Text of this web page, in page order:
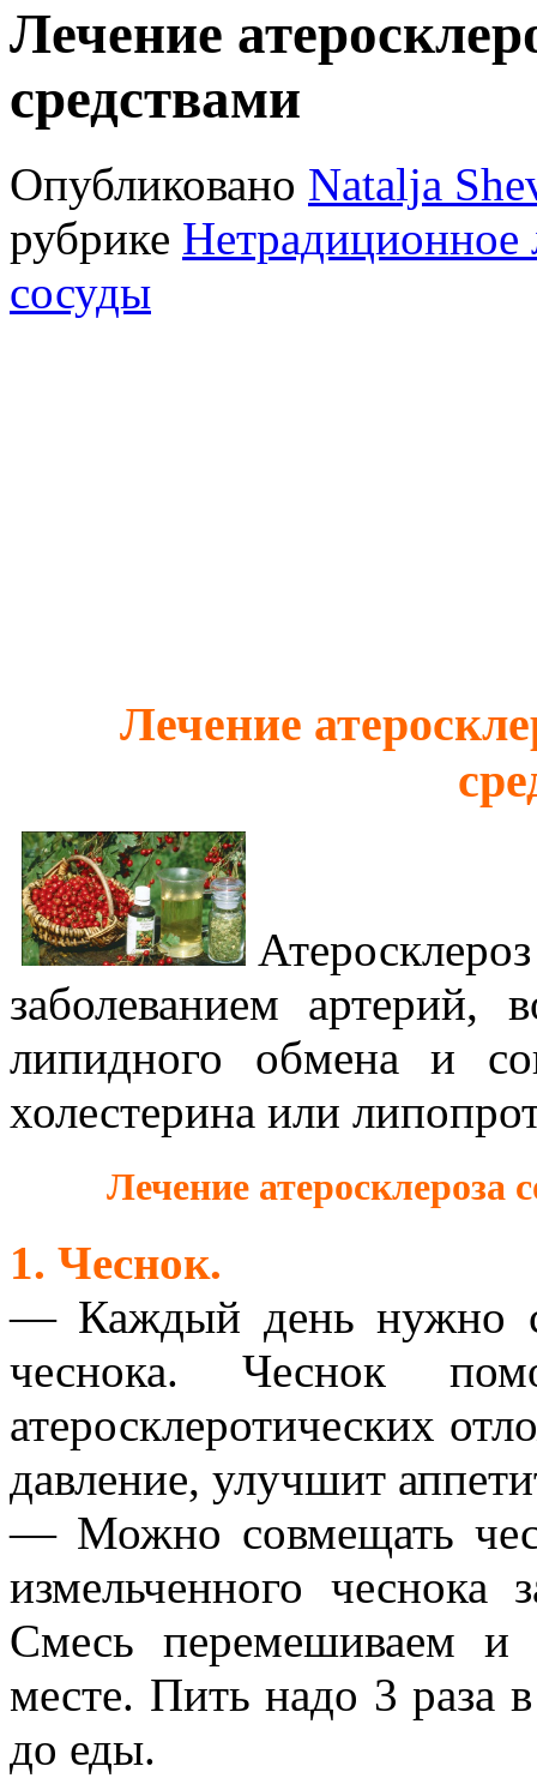
Лечение
средствами
Опубликовано Natalja
рубрике Нетрадиционное
сосуды
Лечение
заболеванием артерий,
липидного обмена и
холестерина или
Лечение атеросклероза
1. Чеснок.
— Каждый день нужно
чеснока. Чеснок
атеросклеротических
давление, улучшит
— Можно совмещать
измельченного
Смесь перемешиваем и
месте. Пить надо 3 раза
до еды.